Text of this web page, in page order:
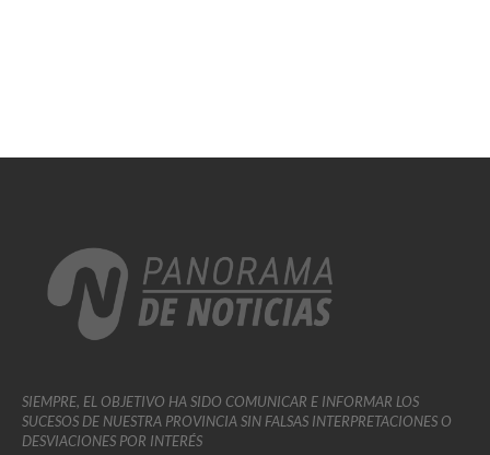
SIEMPRE, EL OBJETIVO HA SIDO COMUNICAR E INFORMAR LOS
SUCESOS DE NUESTRA PROVINCIA SIN FALSAS INTERPRETACIONES O
DESVIACIONES POR INTERÉS